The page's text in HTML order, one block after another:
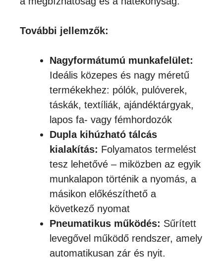
További jellemzők:
Nagyformátumú munkafelület:
Ideális közepes és nagy méretű
termékekhez: pólók, pulóverek,
táskák, textíliák, ajándéktárgyak,
lapos fa- vagy fémhordozók
Dupla kihúzható tálcás
kialakítás: Folyamatos termelést
tesz lehetővé – miközben az egyik
munkalapon történik a nyomás, a
másikon előkészíthető a
következő nyomat
Pneumatikus működés: Sűrített
levegővel működő rendszer, amely
automatikusan zár és nyit.